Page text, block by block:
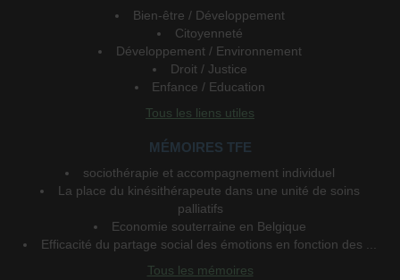
Bien-être / Développement
Citoyenneté
Développement / Environnement
Droit / Justice
Enfance / Education
Tous les liens utiles
MÉMOIRES TFE
sociothérapie et accompagnement individuel
La place du kinésithérapeute dans une unité de soins
palliatifs
Economie souterraine en Belgique
Efficacité du partage social des émotions en fonction des ...
Tous les mémoires